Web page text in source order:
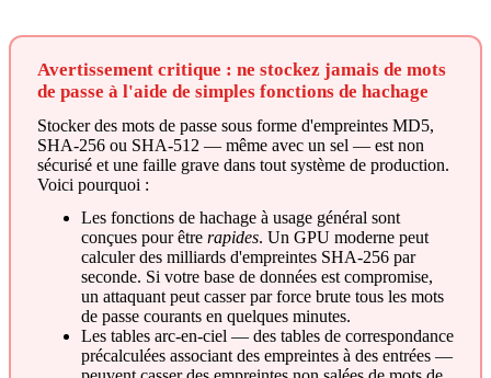
Avertissement critique : ne stockez jamais de mots
de passe à l'aide de simples fonctions de hachage
Stocker des mots de passe sous forme d'empreintes MD5,
SHA-256 ou SHA-512 — même avec un sel — est non
sécurisé et une faille grave dans tout système de production.
Voici pourquoi :
Les fonctions de hachage à usage général sont
conçues pour être rapides. Un GPU moderne peut
calculer des milliards d'empreintes SHA-256 par
seconde. Si votre base de données est compromise,
un attaquant peut casser par force brute tous les mots
de passe courants en quelques minutes.
Les tables arc-en-ciel — des tables de correspondance
précalculées associant des empreintes à des entrées —